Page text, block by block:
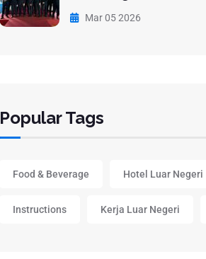
Mar 05 2026
Popular Tags
Food & Beverage Hotel Luar Negeri
Instructions Kerja Luar Negeri